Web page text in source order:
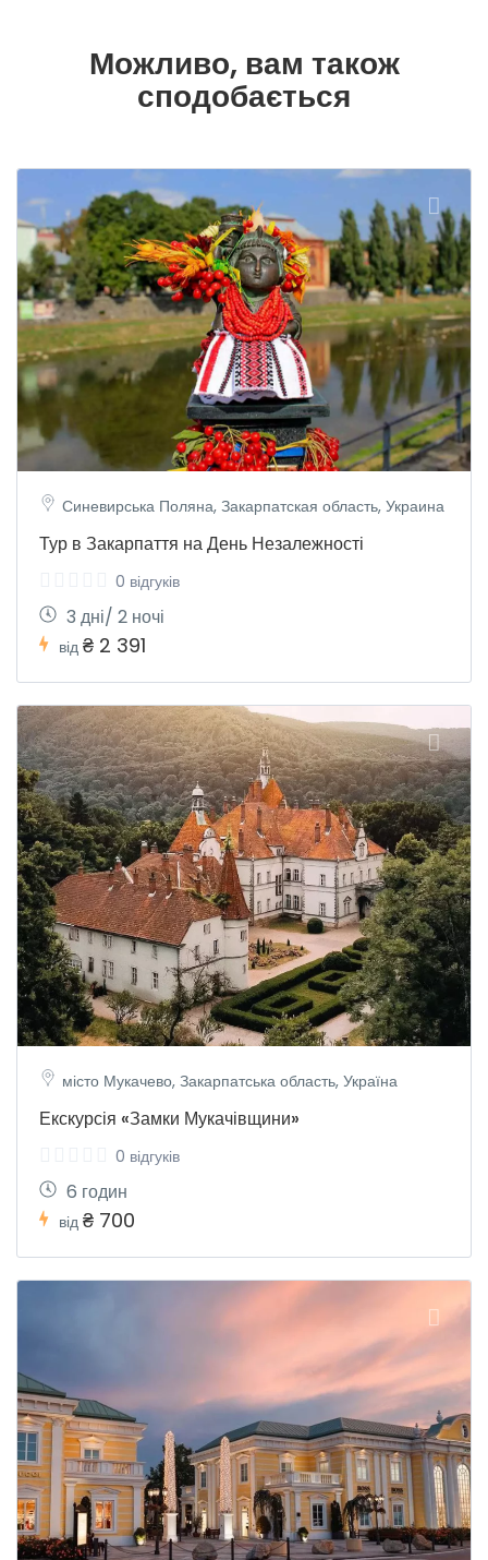
Можливо, вам також
сподобається
Синевирська Поляна, Закарпатская область, Украина
Тур в Закарпаття на День Незалежності
0 відгуків
3 дні/ 2 ночі
від ₴ 2 391
місто Мукачево, Закарпатська область, Україна
Екскурсія «Замки Мукачівщини»
0 відгуків
6 годин
від ₴ 700